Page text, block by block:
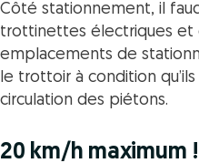
Côté stationnement, il
trottinettes électriques et
emplacements de
le trottoir à condition
circulation des piétons.
20 km/h maximum !